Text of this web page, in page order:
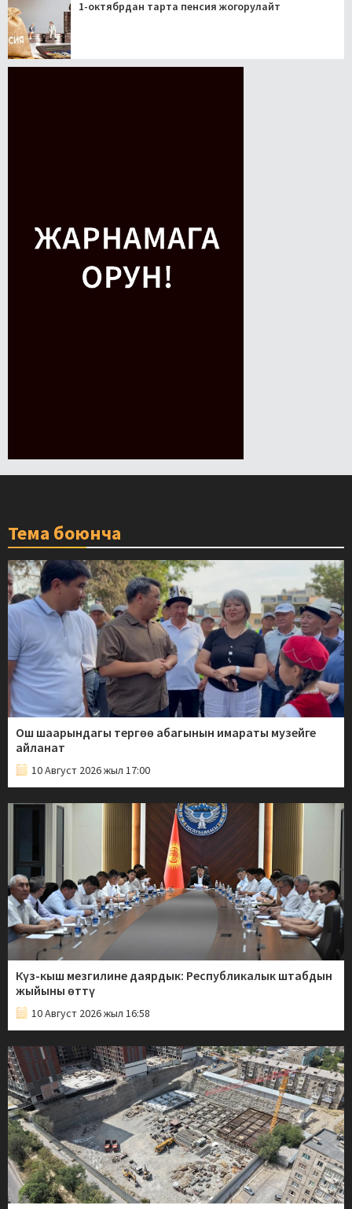
1-октябрдан тарта пенсия жогорулайт
Тема боюнча
Ош шаарындагы тергөө абагынын имараты музейге
айланат
10 Август 2026 жыл 17:00
Күз-кыш мезгилине даярдык: Республикалык штабдын
жыйыны өттү
10 Август 2026 жыл 16:58